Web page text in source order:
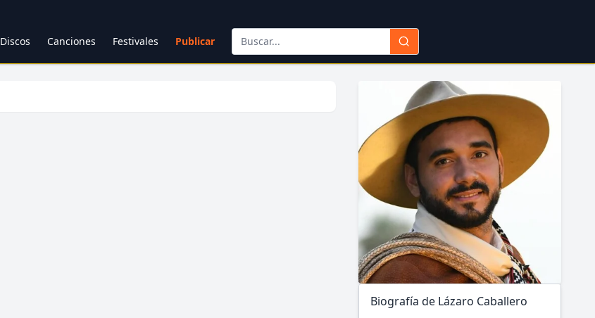
Discos Canciones Festivales Publicar
Biografía de Lázaro Caballero